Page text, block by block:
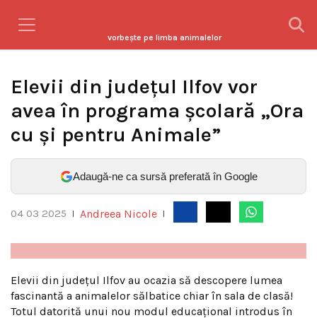
vorbeşte pe limba animalelor
Elevii din județul Ilfov vor
avea în programa școlară „Ora
cu și pentru Animale”
Adaugă-ne ca sursă preferată în Google
04 03 2025 Andreea Nicole
Elevii din județul Ilfov au ocazia să descopere lumea
fascinantă a animalelor sălbatice chiar în sala de clasă!
Totul datorită unui nou modul educațional introdus în